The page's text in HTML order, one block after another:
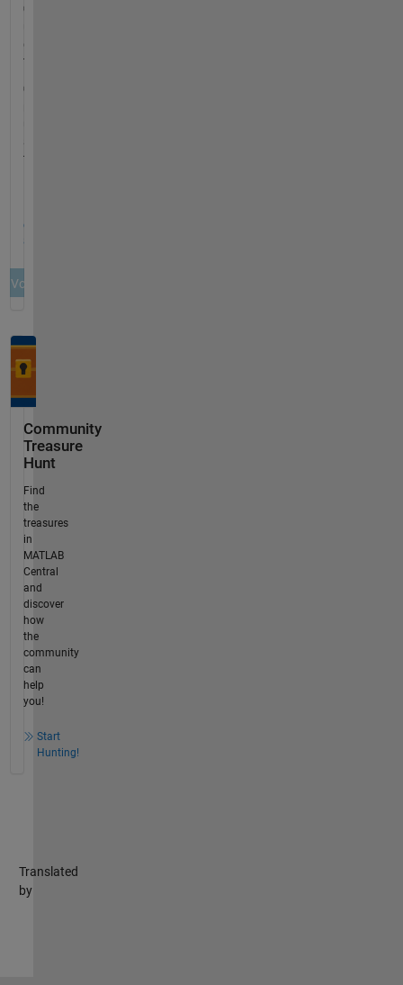
Community
Treasure
Hunt
Find
the
treasures
in
MATLAB
Central
and
discover
how
the
community
can
help
you!
Start
Hunting!
Translated
by